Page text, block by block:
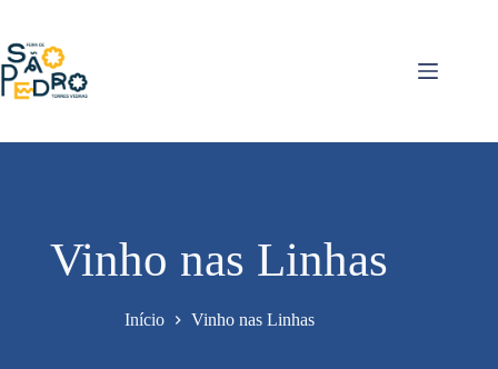
o
conteúdo
Vinho nas Linhas
Início Vinho nas Linhas